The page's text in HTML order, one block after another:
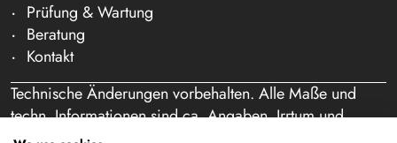
Prüfung & Wartung
Beratung
Kontakt
Technische Änderungen vorbehalten. Alle Maße und
techn. Informationen sind ca. Angaben. Irrtum und
Schreibfehler vorbehalten. Unser Angebot richtet sich